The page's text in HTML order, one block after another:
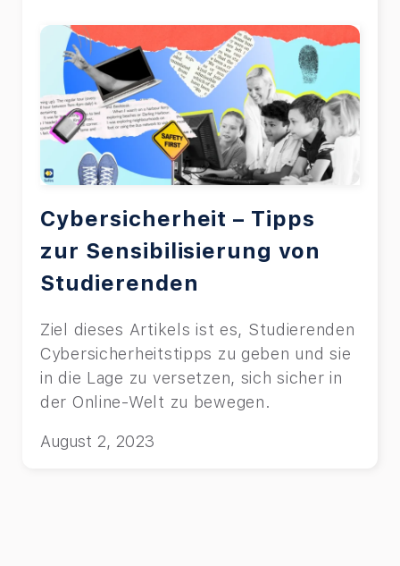
Cybersicherheit – Tipps
zur Sensibilisierung von
Studierenden
Ziel dieses Artikels ist es, Studierenden
Cybersicherheitstipps zu geben und sie
in die Lage zu versetzen, sich sicher in
der Online-Welt zu bewegen.
August 2, 2023